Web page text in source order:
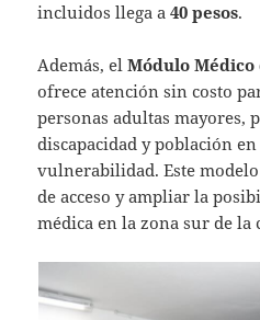
incluidos llega a40 pesos.
Además, elMódulo
ofrece atención sin costo
personas adultas mayores,
discapacidad y población
vulnerabilidad. Este
de acceso y ampliar la
médica en la zona sur de la